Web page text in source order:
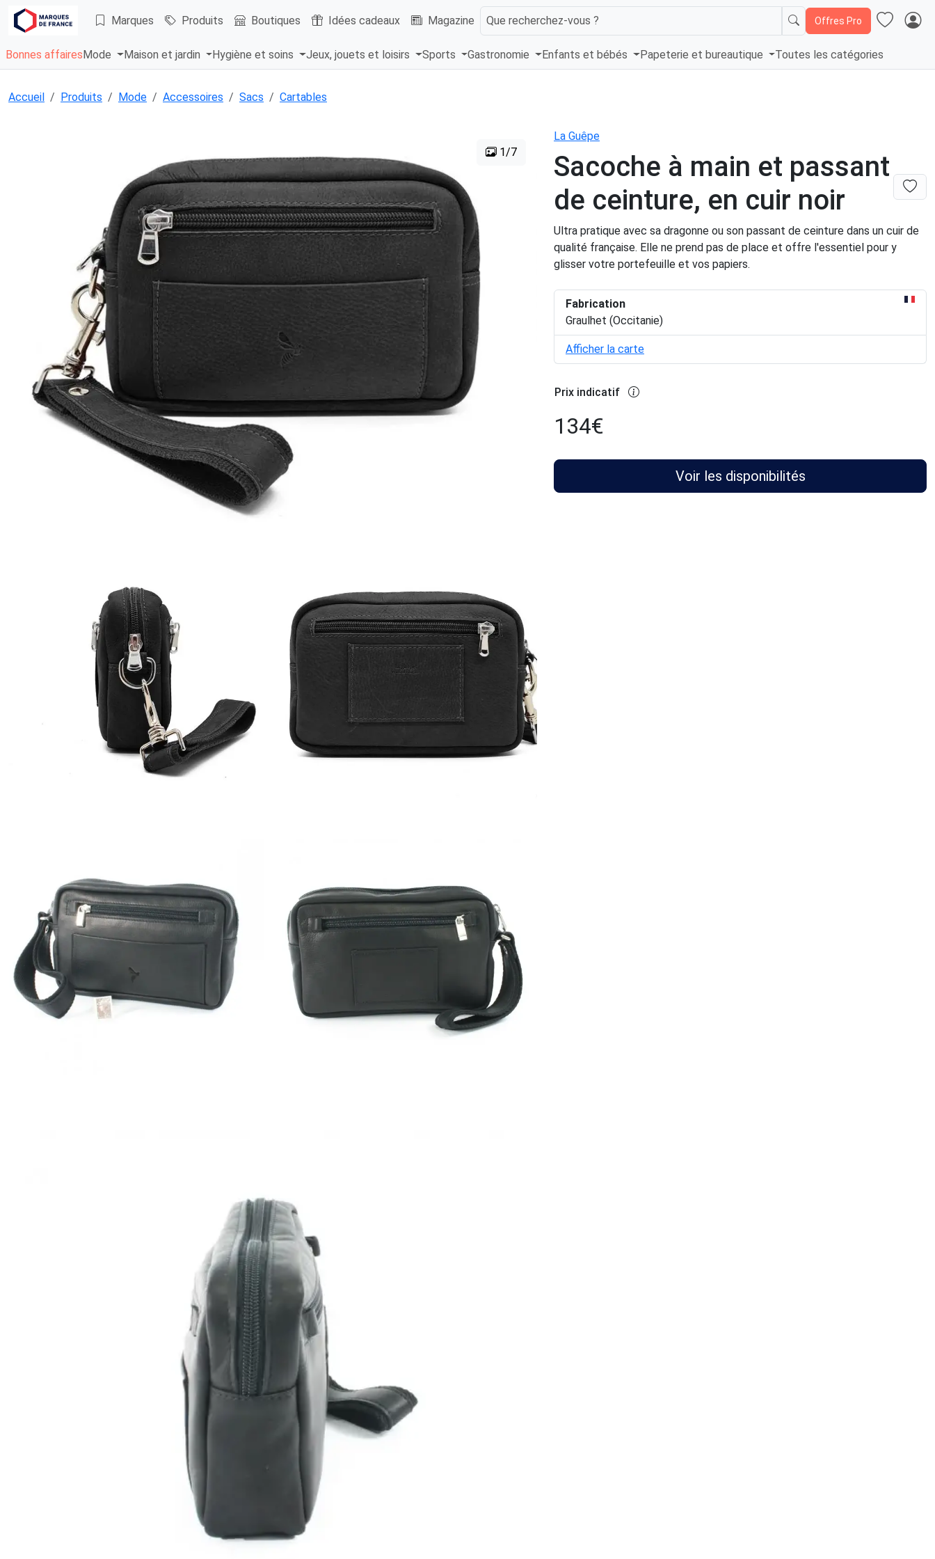
Marques Produits Boutiques Idées cadeaux Magazine Que recherchez-vous ? Offres Pro
Bonnes affaires Mode Maison et jardin Hygiène et soins Jeux, jouets et loisirs Sports Gastronomie Enfants et bébés Papeterie et bureautique Toutes les catégories
Accueil Produits Mode Accessoires Sacs Cartables
1/7
La Guêpe
Sacoche à main et passant
de ceinture, en cuir noir
Ultra pratique avec sa dragonne ou son passant de ceinture dans un cuir de
qualité française. Elle ne prend pas de place et offre l'essentiel pour y
glisser votre portefeuille et vos papiers.
Fabrication
Graulhet (Occitanie)
Afficher la carte
Prix indicatif
134€
Voir les disponibilités